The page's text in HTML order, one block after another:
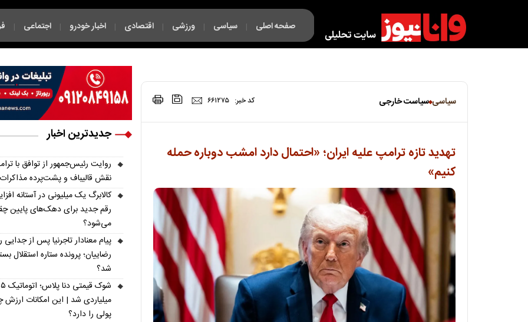
صفحه اصلی | سیاسی | ورزشی | اقتصادی | اخبار خودرو | اجتماعی |
فکت لایف
|
سیاسی سیاست خارجی کد خبر: ۶۶۱۲۷۵
تهدید تازه ترامپ علیه ایران؛ «احتمال دارد امشب دوباره حمله
کنیم»
جدیدترین اخبار
روایت رئیس‌جمهور از توافق با
نقش قالیباف و پشت‌پرده مذاکرات
کالابرگ یک میلیونی در آستانه
رقم جدید برای دهک‌های پایین
می‌شود؟
پیام معنادار تاجرنیا پس از جدایی
رضاییان؛ پرونده ستاره استقلال
شد؟
شوک
میلیاردی شد | این امکانات ارزش
پولی را دارد؟